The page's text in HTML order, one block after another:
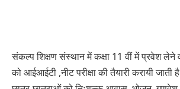
संकल्प शिक्षण संस्थान में कक्षा 11 वीं में प्रवेश लेने
को आईआईटी ,नीट परीक्षा की तैयारी करायी जाती